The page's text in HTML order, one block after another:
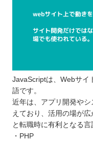
JavaScriptは、Webサイ
語です。
近年は、アプリ開発や
えており、活用の場が
と転職時に有利となる言
・PHP